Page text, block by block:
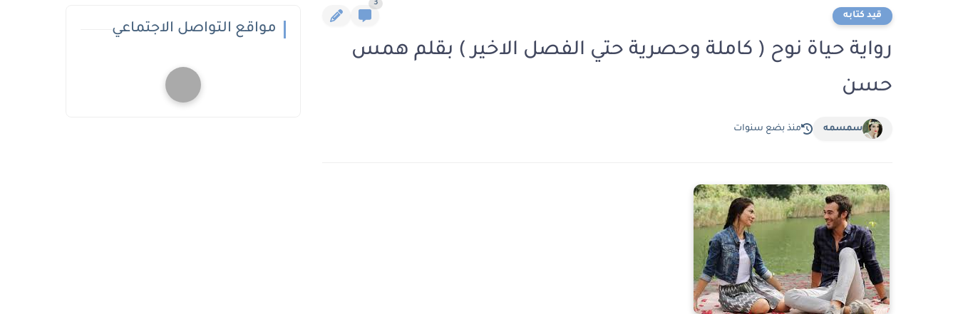
قيد كتابه
3
رواية حياة نوح ( كاملة وحصرية حتي الفصل الاخير ) بقلم همس
حسن
سمسمه منذ بضع سنوات
مواقع التواصل الاجتماعي